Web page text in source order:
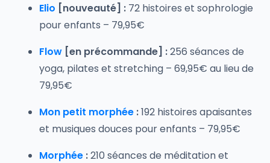
Elio [nouveauté] : 72 histoires et sophrologie
pour enfants – 79,95€
Flow [en précommande] :256 séances de
yoga, pilates et stretching – 69,95€ au lieu de
79,95€
Mon petit morphée :192 histoires apaisantes
et musiques douces pour enfants – 79,95€
Morphée :210 séances de méditation et